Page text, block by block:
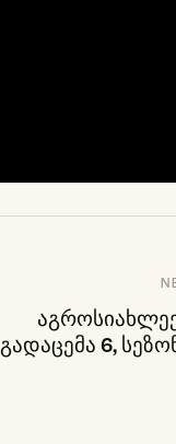
გადაცემა 6,